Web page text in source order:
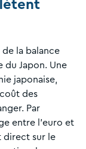
la balance
du Japon. Une
japonaise,
des
Par
entre l'euro et
direct sur le